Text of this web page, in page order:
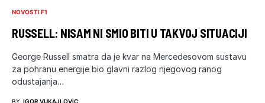
NOVOSTI F1
RUSSELL: NISAM NI SMIO BITI U TAKVOJ SITUACIJI
George Russell smatra da je kvar na Mercedesovom sustavu
za pohranu energije bio glavni razlog njegovog ranog
odustajanja…
BY IGOR VUKAJLOVIC